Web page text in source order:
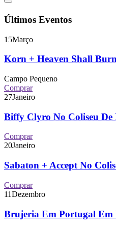
Últimos Eventos
15Março
Korn + Heaven Shall
Campo Pequeno
Comprar
27Janeiro
Biffy Clyro No Coliseu
Comprar
20Janeiro
Sabaton + Accept No
Comprar
11Dezembro
Brujeria Em Portugal Em